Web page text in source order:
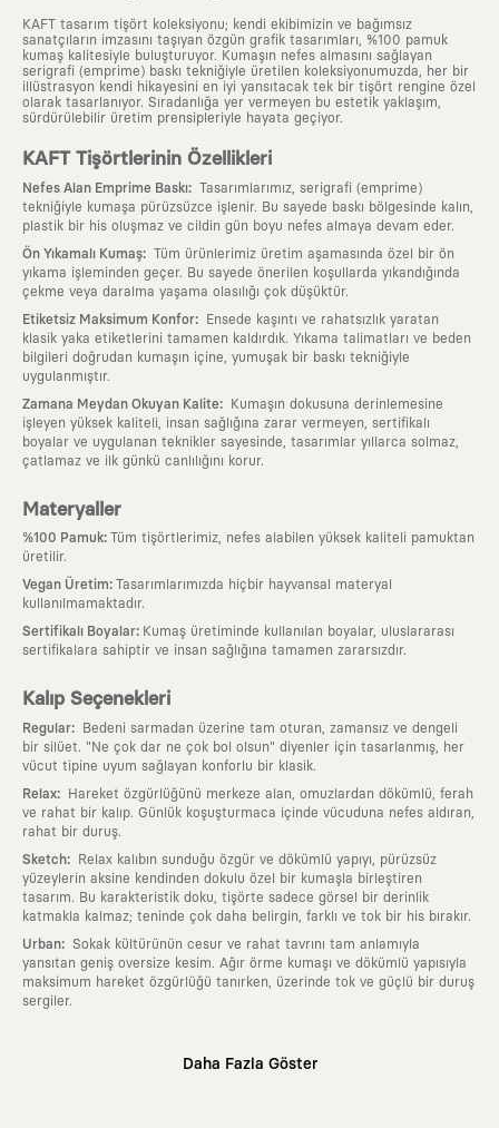
KAFT tasarım tişört koleksiyonu; kendi ekibimizin ve bağımsız
sanatçıların imzasını taşıyan özgün grafik tasarımları, %100 pamuk
kumaş kalitesiyle buluşturuyor. Kumaşın nefes almasını sağlayan
serigrafi (emprime) baskı tekniğiyle üretilen koleksiyonumuzda, her bir
illüstrasyon kendi hikayesini en iyi yansıtacak tek bir tişört rengine özel
olarak tasarlanıyor. Sıradanlığa yer vermeyen bu estetik yaklaşım,
sürdürülebilir üretim prensipleriyle hayata geçiyor.
KAFT Tişörtlerinin Özellikleri
Nefes Alan Emprime Baskı: Tasarımlarımız, serigrafi (emprime)
tekniğiyle kumaşa pürüzsüzce işlenir. Bu sayede baskı bölgesinde kalın,
plastik bir his oluşmaz ve cildin gün boyu nefes almaya devam eder.
Ön Yıkamalı Kumaş: Tüm ürünlerimiz üretim aşamasında özel bir ön
yıkama işleminden geçer. Bu sayede önerilen koşullarda yıkandığında
çekme veya daralma yaşama olasılığı çok düşüktür.
Etiketsiz Maksimum Konfor:
Ensede kaşıntı ve rahatsızlık yaratan
klasik yaka etiketlerini tamamen kaldırdık. Yıkama talimatları ve beden
bilgileri doğrudan kumaşın içine, yumuşak bir baskı tekniğiyle
uygulanmıştır.
Zamana Meydan Okuyan Kalite:
Kumaşın dokusuna derinlemesine
işleyen yüksek kaliteli, insan sağlığına zarar vermeyen, sertifikalı
boyalar ve uygulanan teknikler sayesinde, tasarımlar yıllarca solmaz,
çatlamaz ve ilk günkü canlılığını korur.
Materyaller
%100 Pamuk: Tüm tişörtlerimiz, nefes alabilen yüksek kaliteli pamuktan
üretilir.
Vegan Üretim: Tasarımlarımızda hiçbir hayvansal materyal
kullanılmamaktadır.
Sertifikalı Boyalar: Kumaş üretiminde kullanılan boyalar, uluslararası
sertifikalara sahiptir ve insan sağlığına tamamen zararsızdır.
Kalıp Seçenekleri
Regular:
Bedeni sarmadan üzerine tam oturan, zamansız ve dengeli
bir silüet. "Ne çok dar ne çok bol olsun" diyenler için tasarlanmış, her
vücut tipine uyum sağlayan konforlu bir klasik.
Relax:
Hareket özgürlüğünü merkeze alan, omuzlardan dökümlü, ferah
ve rahat bir kalıp. Günlük koşuşturmaca içinde vücuduna nefes aldıran,
rahat bir duruş.
Sketch:
Relax kalıbın sunduğu özgür ve dökümlü yapıyı, pürüzsüz
yüzeylerin aksine kendinden dokulu özel bir kumaşla birleştiren
tasarım. Bu karakteristik doku, tişörte sadece görsel bir derinlik
katmakla kalmaz; teninde çok daha belirgin, farklı ve tok bir his bırakır.
Urban: Sokak kültürünün cesur ve rahat tavrını tam anlamıyla
yansıtan geniş oversize kesim. Ağır örme kumaşı ve dökümlü yapısıyla
maksimum hareket özgürlüğü tanırken, üzerinde tok ve güçlü bir duruş
sergiler.
Daha Fazla Göster